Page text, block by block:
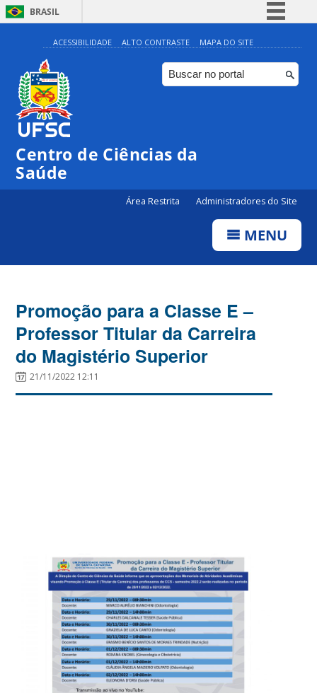
BRASIL
Simplifique!
Comunica BR
Participe
ACESSIBILIDADE ALTO CONTRASTE MAPA DO SITE
Centro de Ciências da
Saúde
Área Restrita Administradores do Site
MENU
Promoção para a Classe E –
Professor Titular da Carreira
do Magistério Superior
21/11/2022 12:11